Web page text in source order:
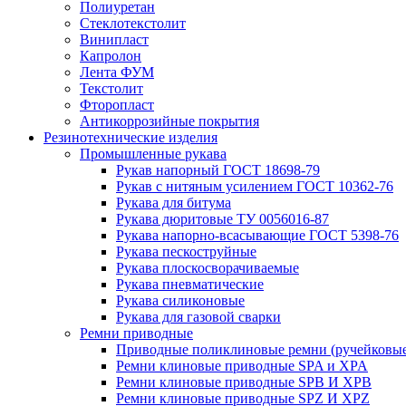
Полиуретан
Стеклотекстолит
Винипласт
Капролон
Лента ФУМ
Текстолит
Фторопласт
Антикоррозийные покрытия
Резинотехнические изделия
Промышленные рукава
Рукав напорный ГОСТ 18698-79
Рукав с нитяным усилением ГОСТ 10362-76
Рукава для битума
Рукава дюритовые ТУ 0056016-87
Рукава напорно-всасывающие ГОСТ 5398-76
Рукава пескоструйные
Рукава плоскосворачиваемые
Рукава пневматические
Рукава силиконовые
Рукава для газовой сварки
Ремни приводные
Приводные поликлиновые ремни
Ремни клиновые приводные SPA и XPA
Ремни клиновые приводные SPB И XPB
Ремни клиновые приводные SPZ И XPZ